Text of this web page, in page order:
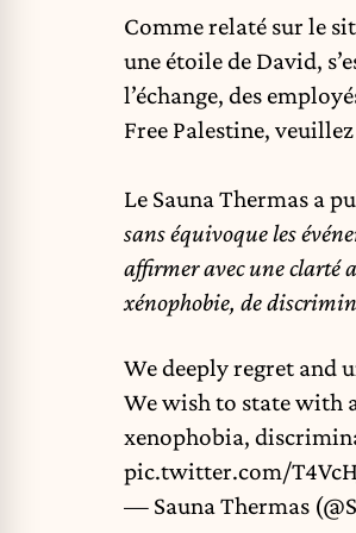
Comme relaté sur le
une étoile de David,
l’échange, des
Free Palestine,
Le Sauna Thermas a
sans équivoque les
affirmer avec une clarté
xénophobie, de
We deeply regret and
We wish to state with
xenophobia,
pic.twitter.com/
— Sauna Thermas